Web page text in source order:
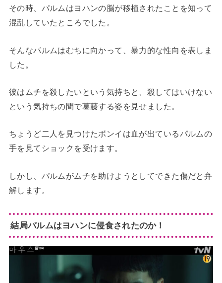
その時、パルムはヨハンの脳が移植されたことを知って
混乱していたところでした。
そんなパルムはむちに向かって、暴力的な性向を表しま
した。
彼はムチを殺したいという気持ちと、殺してはいけない
という気持ちの間で葛藤する姿を見せました。
ちょうど二人を見つけたボンイは血が出ているパルムの
手を見てショックを受けます。
しかし、パルムがムチを助けようとしてできた傷だと弁
解します。
結局パルムはヨハンに侵食されたのか！